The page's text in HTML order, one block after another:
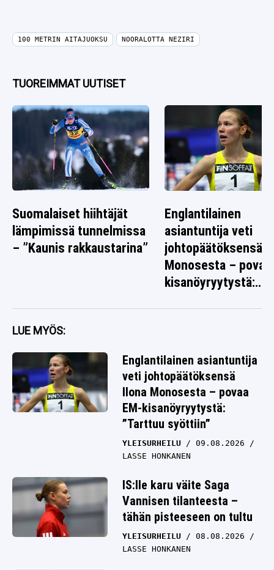
100 METRIN AITAJUOKSU NOORALOTTA NEZIRI
TUOREIMMAT UUTISET
Suomalaiset hiihtäjät
lämpimissä tunnelmissa
– ”Kaunis rakkaustarina”
Englantilainen
asiantuntija veti
johtopäätöksensä
Monosesta – povaa
kisanöyryytystä:
LUE MYÖS:
Englantilainen asiantuntija
veti johtopäätöksensä
Ilona Monosesta – povaa
EM-kisanöyryytystä:
”Tarttuu syöttiin”
YLEISURHEILU
09.08.2026
LASSE HONKANEN
IS:lle karu väite Saga
Vannisen tilanteesta –
tähän pisteeseen on tultu
YLEISURHEILU
08.08.2026
LASSE HONKANEN